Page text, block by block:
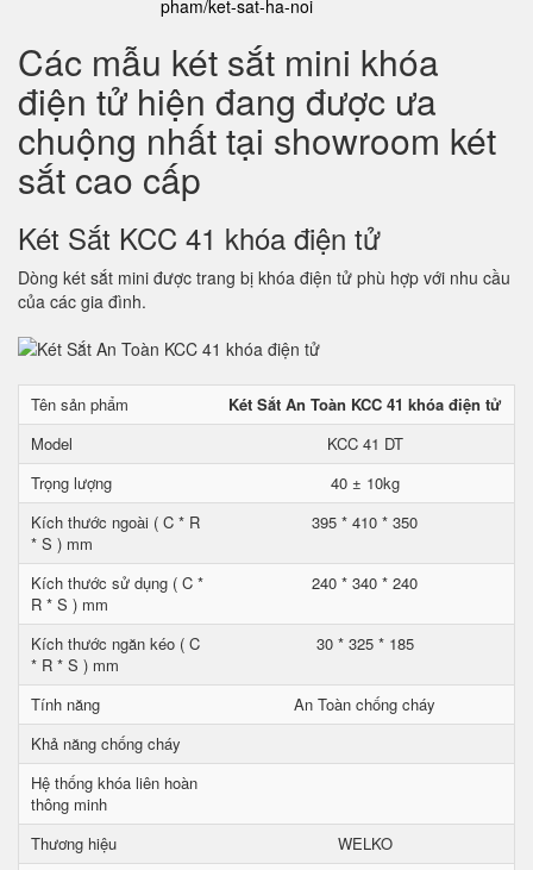
pham/ket-sat-ha-noi
Các mẫu két sắt mini khóa
điện tử hiện đang được ưa
chuộng nhất tại showroom két
sắt cao cấp
Két Sắt KCC 41 khóa điện tử
Dòng két sắt mini được trang bị khóa điện tử phù hợp với nhu cầu
của các gia đình.
Tên sản phẩm
Két Sắt An Toàn KCC 41 khóa điện tử
Model
KCC 41 DT
Trọng lượng
40 ± 10kg
Kích thước ngoài ( C * R
* S ) mm
395 * 410 * 350
Kích thước sử dụng ( C *
R * S ) mm
240 * 340 * 240
Kích thước ngăn kéo ( C
* R * S ) mm
30 * 325 * 185
Tính năng
An Toàn chống cháy
Khả năng chống cháy
Hệ thống khóa liên hoàn
thông minh
Thương hiệu
WELKO